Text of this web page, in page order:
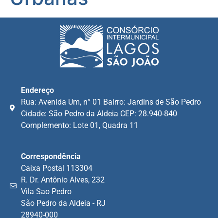
Endereço
Rua: Avenida Um, n° 01 Bairro: Jardins de São Pedro
Cidade: São Pedro da Aldeia CEP: 28.940-840
Complemento: Lote 01, Quadra 11
Correspondência
Caixa Postal 113304
R. Dr. Antônio Alves, 232
Vila Sao Pedro
São Pedro da Aldeia - RJ
28940-000